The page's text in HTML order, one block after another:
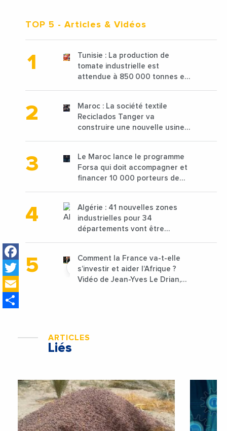
Facebook
Twitter
TOP 5 - Articles & Vidéos
Tunisie : La production de
tomate industrielle est
attendue à 850 000 tonnes en
Maroc : La société textile
Reciclados Tanger va
construire une nouvelle usine
Le Maroc lance le programme
Forsa qui doit accompagner et
financer 10 000 porteurs de
Algérie : 41 nouvelles zones
industrielles pour 34
départements vont être
Comment la France va-t-elle
s’investir et aider l’Afrique ?
Vidéo de Jean-Yves Le Drian,
ARTICLES
Liés